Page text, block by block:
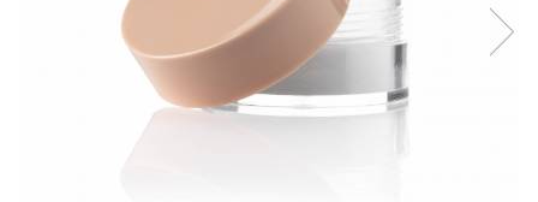
Pigmenti minerali